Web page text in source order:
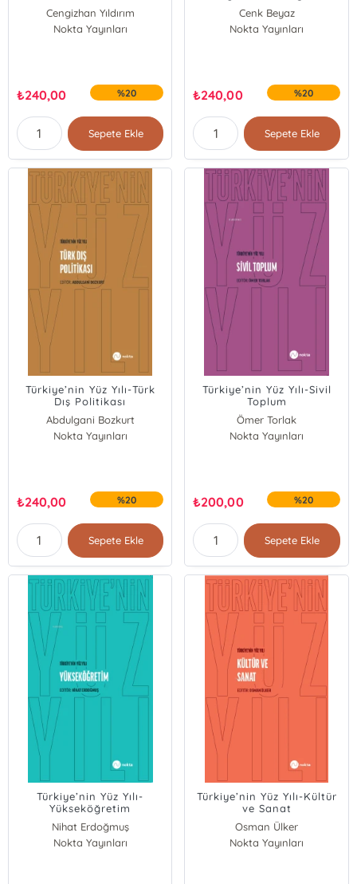
Cengizhan Yıldırım
Nokta Yayınları
₺240,00 %20
Sepete Ekle
Cenk Beyaz
Nokta Yayınları
₺240,00 %20
Sepete Ekle
Türkiye’nin Yüz Yılı-Türk
Dış Politikası
Abdulgani Bozkurt
Nokta Yayınları
₺240,00 %20
Sepete Ekle
Türkiye’nin Yüz Yılı-Sivil
Toplum
Ömer Torlak
Nokta Yayınları
₺200,00 %20
Sepete Ekle
Türkiye’nin Yüz Yılı-
Yükseköğretim
Nihat Erdoğmuş
Nokta Yayınları
Türkiye’nin Yüz Yılı-Kültür
ve Sanat
Osman Ülker
Nokta Yayınları